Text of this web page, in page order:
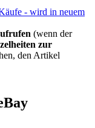
- wird in neuem
(wenn der
zur
den Artikel